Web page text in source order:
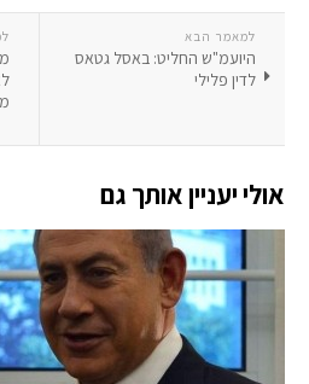
למאמר הבא
היועמ"ש החליט: באסל גטאס
לדין פלילי
אולי יעניין אותך גם